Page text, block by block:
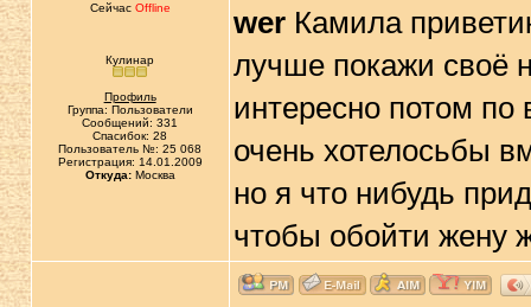
Сейчас Offline
Кулинар
Профиль
Группа: Пользователи
Сообщений: 331
Спасибок: 28
Пользователь №: 25 068
Регистрация: 14.01.2009
Откуда:Москва
werКамила
лучше покажи своё
интересно потом
очень хотелосьбы
но я что нибудь
чтобы обойти жену